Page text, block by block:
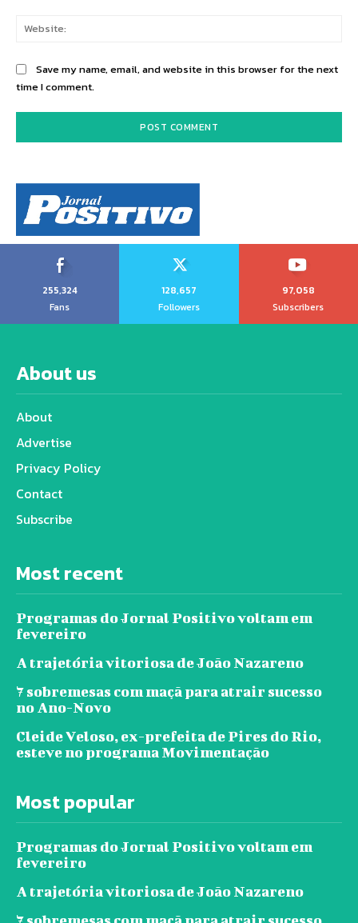
Save my name, email, and website in this browser for the next
time I comment.
255,324
Fans
128,657
Followers
97,058
Subscribers
About us
About
Advertise
Privacy Policy
Contact
Subscribe
Most recent
Programas do Jornal Positivo voltam em
fevereiro
A trajetória vitoriosa de João Nazareno
7 sobremesas com maçã para atrair sucesso
no Ano-Novo
Cleide Veloso, ex-prefeita de Pires do Rio,
esteve no programa Movimentação
Most popular
Programas do Jornal Positivo voltam em
fevereiro
A trajetória vitoriosa de João Nazareno